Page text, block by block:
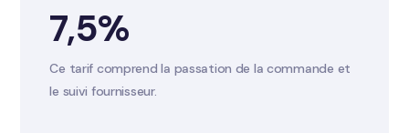
7,5%
Ce tarif comprend la passation de la commande et
le suivi fournisseur.